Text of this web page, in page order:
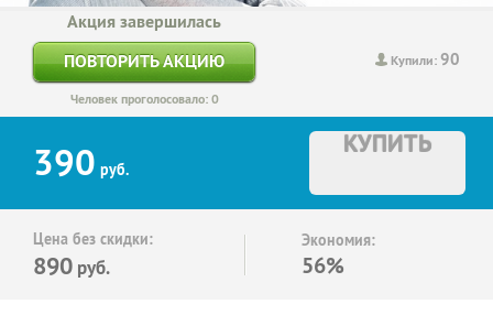
Купили:90
Акция завершилась
ПОВТОРИТЬ АКЦИЮ
Человек проголосовало: 0
390 руб.
КУПИТЬ
Цена без скидки:
890 руб.
Экономия:
56%